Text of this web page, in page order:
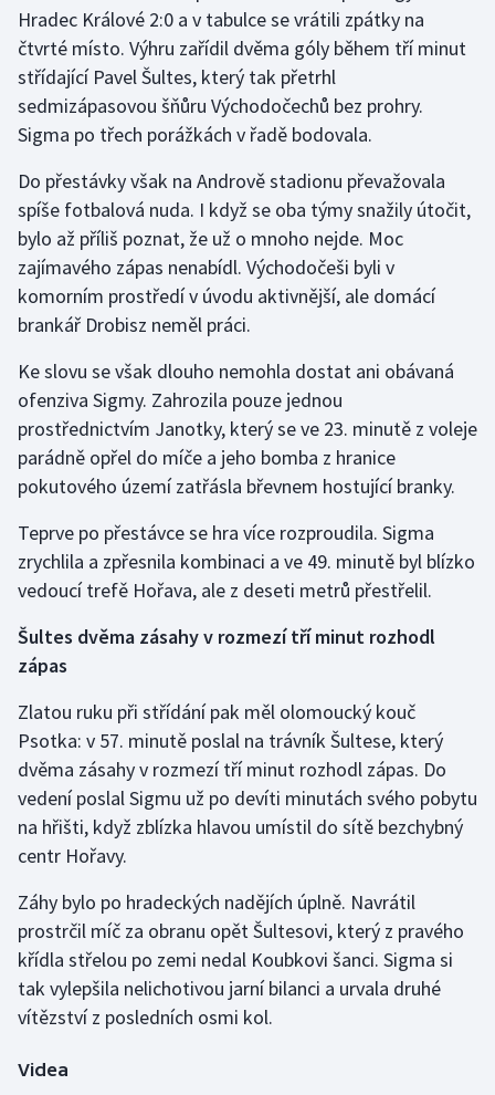
Hradec Králové 2:0 a v tabulce se vrátili zpátky na
čtvrté místo. Výhru zařídil dvěma góly během tří minut
střídající Pavel Šultes, který tak přetrhl
sedmizápasovou šňůru Východočechů bez prohry.
Sigma po třech porážkách v řadě bodovala.
Do přestávky však na Andrově stadionu převažovala
spíše fotbalová nuda. I když se oba týmy snažily útočit,
bylo až příliš poznat, že už o mnoho nejde. Moc
zajímavého zápas nenabídl. Východočeši byli v
komorním prostředí v úvodu aktivnější, ale domácí
brankář Drobisz neměl práci.
Ke slovu se však dlouho nemohla dostat ani obávaná
ofenziva Sigmy. Zahrozila pouze jednou
prostřednictvím Janotky, který se ve 23. minutě z voleje
parádně opřel do míče a jeho bomba z hranice
pokutového území zatřásla břevnem hostující branky.
Teprve po přestávce se hra více rozproudila. Sigma
zrychlila a zpřesnila kombinaci a ve 49. minutě byl blízko
vedoucí trefě Hořava, ale z deseti metrů přestřelil.
Šultes dvěma zásahy v rozmezí tří minut rozhodl
zápas
Zlatou ruku při střídání pak měl olomoucký kouč
Psotka: v 57. minutě poslal na trávník Šultese, který
dvěma zásahy v rozmezí tří minut rozhodl zápas. Do
vedení poslal Sigmu už po devíti minutách svého pobytu
na hřišti, když zblízka hlavou umístil do sítě bezchybný
centr Hořavy.
Záhy bylo po hradeckých nadějích úplně. Navrátil
prostrčil míč za obranu opět Šultesovi, který z pravého
křídla střelou po zemi nedal Koubkovi šanci. Sigma si
tak vylepšila nelichotivou jarní bilanci a urvala druhé
vítězství z posledních osmi kol.
Videa